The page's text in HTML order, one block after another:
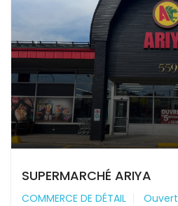
SUPERMARCHÉ ARIYA
COMMERCE DE DÉTAIL Ouvert